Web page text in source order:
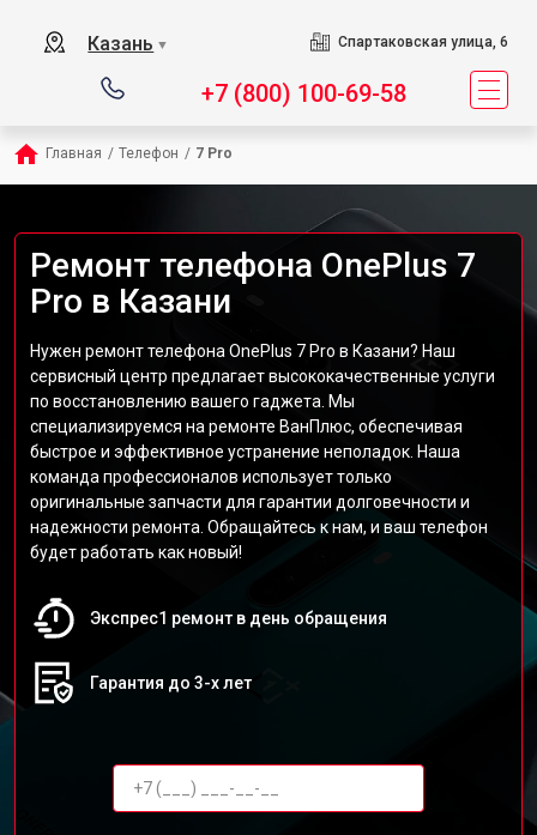
Казань ▼ Спартаковская улица, 6
+7 (800) 100-69-58
Главная / Телефон / 7 Pro
Ремонт телефона OnePlus 7
Pro в Казани
Нужен ремонт телефона OnePlus 7 Pro в Казани? Наш
сервисный центр предлагает высококачественные услуги
по восстановлению вашего гаджета. Мы
специализируемся на ремонте ВанПлюс, обеспечивая
быстрое и эффективное устранение неполадок. Наша
команда профессионалов использует только
оригинальные запчасти для гарантии долговечности и
надежности ремонта. Обращайтесь к нам, и ваш телефон
будет работать как новый!
Экспрес1 ремонт в день обращения
Гарантия до 3-х лет